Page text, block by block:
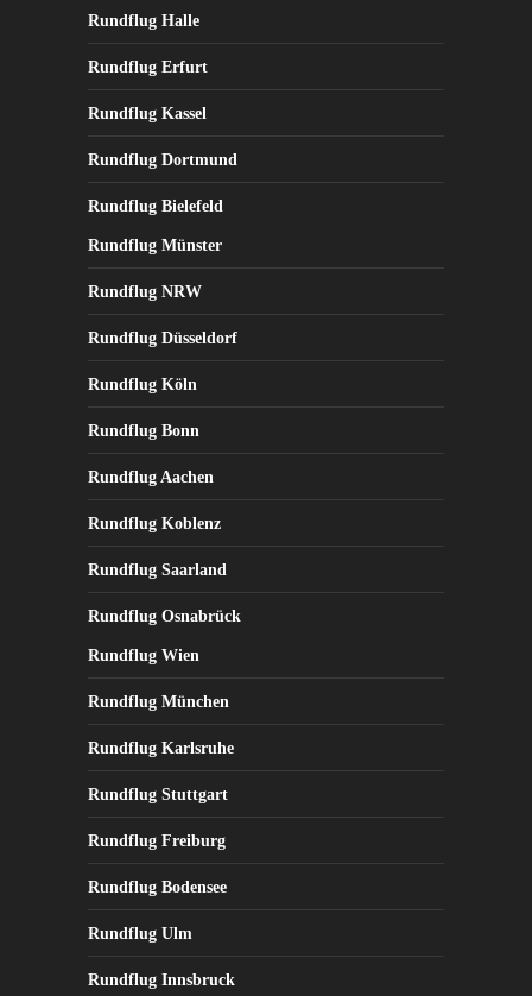
Rundflug Halle
Rundflug Erfurt
Rundflug Kassel
Rundflug Dortmund
Rundflug Bielefeld
Rundflug Münster
Rundflug NRW
Rundflug Düsseldorf
Rundflug Köln
Rundflug Bonn
Rundflug Aachen
Rundflug Koblenz
Rundflug Saarland
Rundflug Osnabrück
Rundflug Wien
Rundflug München
Rundflug Karlsruhe
Rundflug Stuttgart
Rundflug Freiburg
Rundflug Bodensee
Rundflug Ulm
Rundflug Innsbruck